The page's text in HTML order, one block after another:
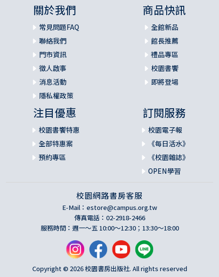
關於我們
常見問題FAQ
聯絡我們
門市資訊
徵人啟事
消息活動
隱私權政策
商品快訊
全館新品
館長推薦
禮品專區
校園書饗
即將登場
注目優惠
校園書饗特惠
全部特惠案
預約專區
訂閱服務
校園電子報
《每日活水》
《校園雜誌》
OPEN學習
校園網路書房客服
E-Mail： estore@campus.org.tw
傳真電話：02-2918-2466
服務時間：週一～五 10:00～12:30；13:30～18:00
Copyright © 2026 校園書房出版社. All rights reserved